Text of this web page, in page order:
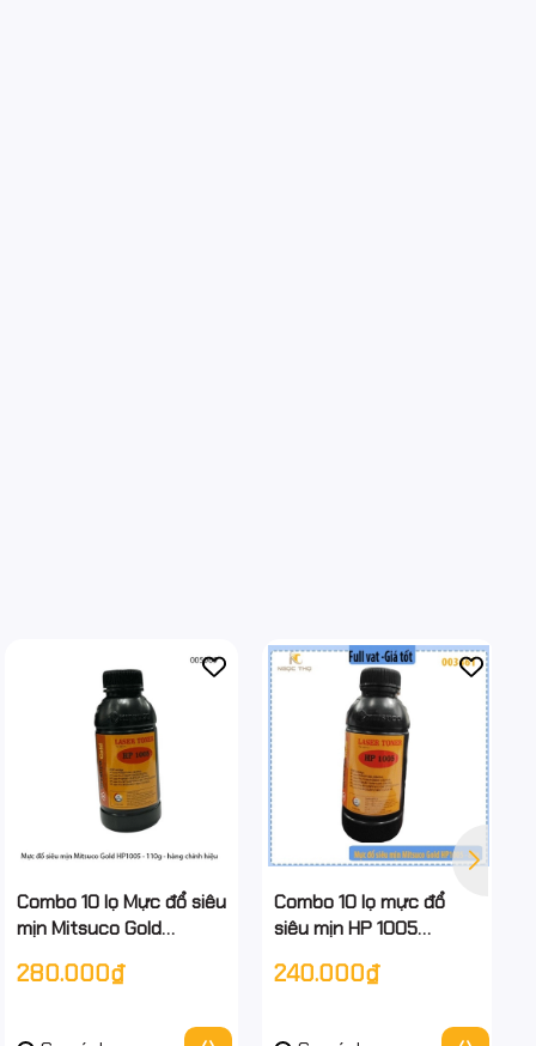
Combo 10 lọ Mực đổ siêu
mịn Mitsuco Gold
Hàng chính hiệu – Tặng
280.000₫
Combo 10 lọ mực đổ
siêu mịn HP 1005
Tặng 1 nắp đổ mực – Full
240.000₫